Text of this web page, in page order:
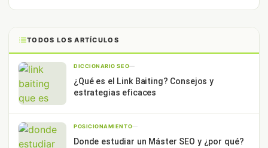
TODOS LOS ARTÍCULOS
DICCIONARIO SEO—
¿Qué es el Link Baiting? Consejos y
estrategias eficaces
POSICIONAMIENTO—
Donde estudiar un Máster SEO y ¿por qué?